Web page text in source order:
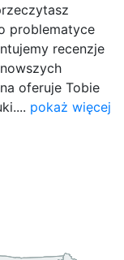
problematyce
recenzje
oferuje Tobie
pokaż więcej